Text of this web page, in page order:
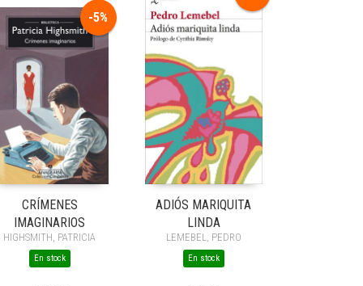
-5%
CRÍMENES
IMAGINARIOS
HIGHSMITH, PATRICIA
En stock
ADIÓS MARIQUITA
LINDA
LEMEBEL, PEDRO
En stock